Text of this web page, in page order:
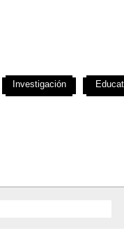
Investigación